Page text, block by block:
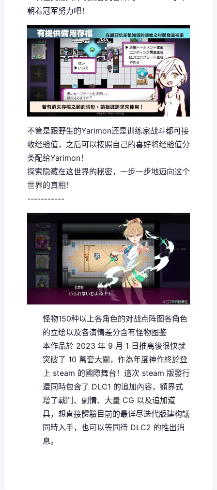
朝着冠军努力吧！
不管是跟野生的Yarimon还是训练家战斗都可接
收经验值，之后可以按照自己的喜好将经验值分
类配给Yarimon！
探索隐藏在这世界的秘密，一步一步地迈向这个
世界的真相！
-----------
怪物150种以上各角色的对战点阵图各角色
的立绘以及各演情差分含有怪物图鉴
本作品於 2023 年 9 月 1 日推离後很快就
突破了 10 萬套大關，作為年度神作終於登
上 steam 的國際舞台！這次 steam 版發行
還同時包含了 DLC1 的追加內容，額界式
增了戰鬥、劇情、大量 CG 以及追加道
具，想直接體驗目前的最详尽迭代版建构議
同時入手，也可以等同待 DLC2 的推出消
息。